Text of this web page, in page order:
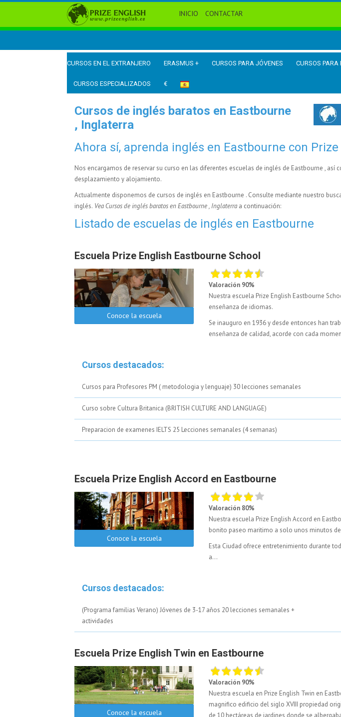
INICIO CONTACTAR
CURSOS EN EL EXTRANJERO ERASMUS + CURSOS PARA JÓVENES CURSOS PARA
CURSOS ESPECIALIZADOS €
Cursos de inglés baratos en Eastbourne
, Inglaterra
Ahora sí, aprenda inglés en Eastbourne con
Nos encargamos de reservar su curso en las diferentes escuelas de inglés de Eastbourne ,
desplazamiento y alojamiento.
Actualmente disponemos de cursos de inglés en Eastbourne . Consulte mediante nuestro
inglés. Vea Cursos de inglés baratos en Eastbourne , Inglaterra a continuación:
Listado de escuelas de inglés en Eastbourne
Escuela Prize English Eastbourne School
Conoce la escuela
Valoración 90%
Nuestra escuela Prize English Eastbourne
enseñanza de idiomas.
Se inauguro en 1936 y desde entonces han
enseñanza de calidad, acorde con cada
Cursos destacados:
Cursos para Profesores PM ( metodologia y lenguaje) 30 lecciones semanales
Curso sobre Cultura Britanica (BRITISH CULTURE AND LANGUAGE)
Preparacion de examenes IELTS 25 Lecciones semanales (4 semanas)
Escuela Prize English Accord en Eastbourne
Conoce la escuela
Valoración 80%
Nuestra escuela Prize English Accord en
bonito paseo maritimo a solo unos minutos
Esta Ciudad ofrece entretenimiento durante
a...
Cursos destacados:
(Programa familias Verano) Jóvenes de 3-17 años 20 lecciones semanales +
actividades
Escuela Prize English Twin en Eastbourne
Conoce la escuela
Valoración 90%
Nuestra escuela en Prize English Twin en
magnifico edificio del siglo XVIII propiedad
de 10 hectáreas de jardines donde se